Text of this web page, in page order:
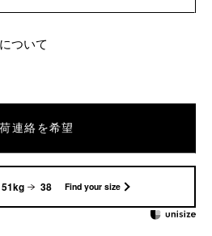
ついて
連絡を希望
38 Find your size